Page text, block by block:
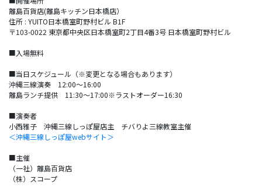
離島百貨店(離島キッチン日本橋店）
住所 : YUITO日本橋室町野村ビル B1F
〒103-0022 東京都中央区日本橋室町2丁目4番3号 日本橋室町野村ビル
■入場無料
■当日スケジュール（※変更となる場合もあります）
沖縄三線演奏 12:00～16:00
離島ランチ提供 11:30～17:00※ラストオーダー16:30
■演奏者
＜沖縄三線しっぽ屋webサイト＞
■主催
（一社）離島百貨店
（株）スコープ